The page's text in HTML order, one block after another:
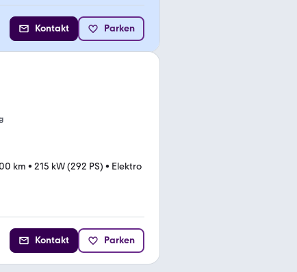
Kontakt Parken
km • 215 kW (292 PS) • Elektro
Kontakt Parken